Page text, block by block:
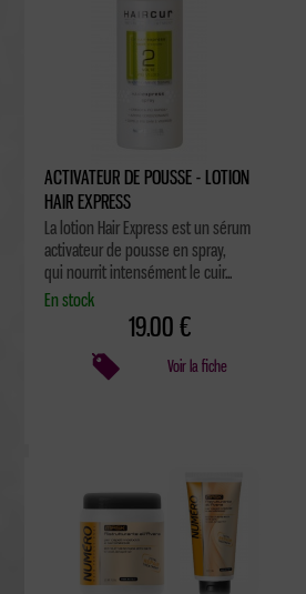
ACTIVATEUR DE POUSSE - LOTION
HAIR EXPRESS
La lotion Hair Express est un sérum
activateur de pousse en spray,
qui nourrit intensément le cuir...
En stock
19.00 €
Voir la fiche